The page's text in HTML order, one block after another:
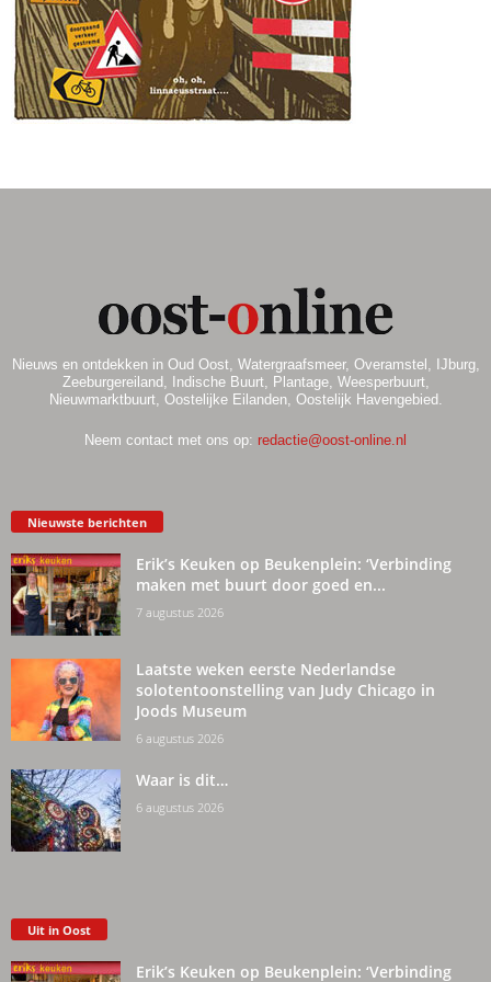
Nieuws en ontdekken in Oud Oost, Watergraafsmeer, Overamstel, IJburg,
Zeeburgereiland, Indische Buurt, Plantage, Weesperbuurt,
Nieuwmarktbuurt, Oostelijke Eilanden, Oostelijk Havengebied.
Neem contact met ons op: redactie@oost-online.nl
Nieuwste berichten
Erik’s Keuken op Beukenplein: ‘Verbinding
maken met buurt door goed en...
7 augustus 2026
Laatste weken eerste Nederlandse
solotentoonstelling van Judy Chicago in
Joods Museum
6 augustus 2026
Waar is dit…
6 augustus 2026
Uit in Oost
Erik’s Keuken op Beukenplein: ‘Verbinding